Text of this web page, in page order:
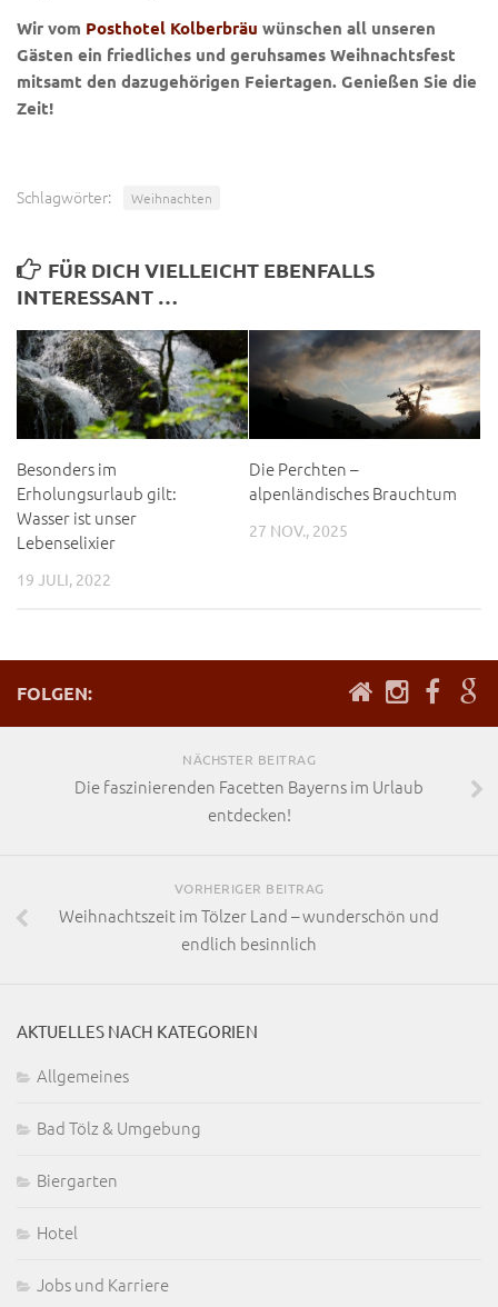
Wir vom Posthotel Kolberbräu wünschen all unseren
Gästen ein friedliches und geruhsames Weihnachtsfest
mitsamt den dazugehörigen Feiertagen. Genießen Sie die
Zeit!
Schlagwörter: Weihnachten
FÜR DICH VIELLEICHT EBENFALLS
INTERESSANT …
Besonders im
Erholungsurlaub gilt:
Wasser ist unser
Lebenselixier
19 JULI, 2022
Die Perchten –
alpenländisches Brauchtum
27 NOV., 2025
FOLGEN:
NÄCHSTER BEITRAG
Die faszinierenden Facetten Bayerns im Urlaub
entdecken!
VORHERIGER BEITRAG
Weihnachtszeit im Tölzer Land – wunderschön und
endlich besinnlich
AKTUELLES NACH KATEGORIEN
Allgemeines
Bad Tölz & Umgebung
Biergarten
Hotel
Jobs und Karriere